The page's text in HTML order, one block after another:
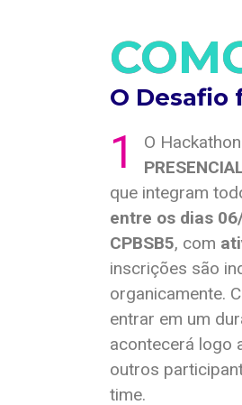
O Desafio
1
O
que integram
entre os dias
CPBSB5, com
inscrições são
organicamente.
entrar em um
acontecerá logo
outros
time.